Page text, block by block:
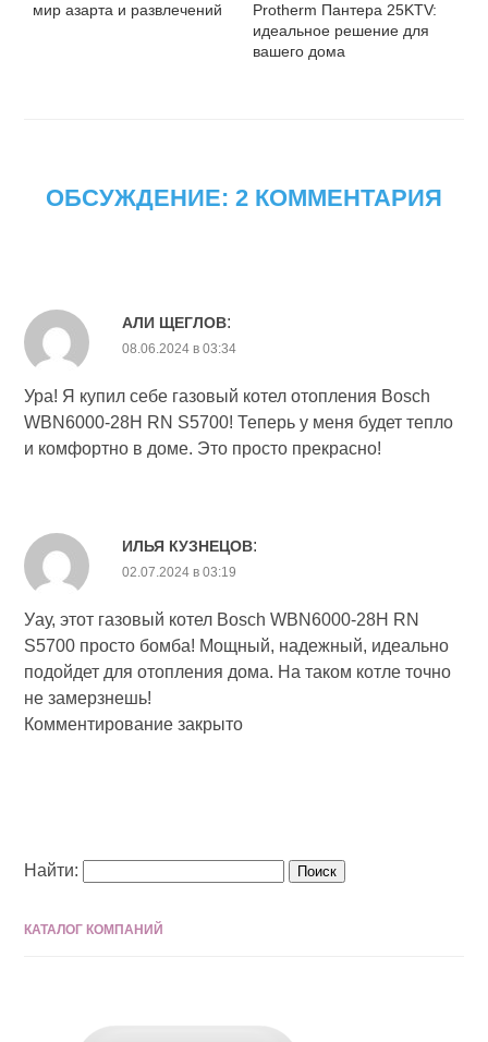
мир азарта и развлечений
Protherm Пантера 25KTV:
идеальное решение для
вашего дома
ОБСУЖДЕНИЕ: 2 КОММЕНТАРИЯ
АЛИ ЩЕГЛОВ:
08.06.2024 в 03:34
Ура! Я купил себе газовый котел отопления Bosch
WBN6000-28H RN S5700! Теперь у меня будет тепло
и комфортно в доме. Это просто прекрасно!
ИЛЬЯ КУЗНЕЦОВ:
02.07.2024 в 03:19
Уау, этот газовый котел Bosch WBN6000-28H RN
S5700 просто бомба! Мощный, надежный, идеально
подойдет для отопления дома. На таком котле точно
не замерзнешь!
Комментирование закрыто
Найти:
КАТАЛОГ КОМПАНИЙ